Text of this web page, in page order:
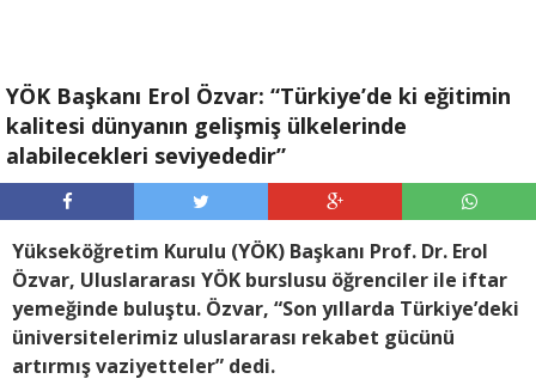
YÖK Başkanı Erol Özvar: “Türkiye’de ki eğitimin
kalitesi dünyanın gelişmiş ülkelerinde
alabilecekleri seviyededir”
Yükseköğretim Kurulu (YÖK) Başkanı Prof. Dr. Erol
Özvar, Uluslararası YÖK burslusu öğrenciler ile iftar
yemeğinde buluştu. Özvar, “Son yıllarda Türkiye’deki
üniversitelerimiz uluslararası rekabet gücünü
artırmış vaziyetteler” dedi.